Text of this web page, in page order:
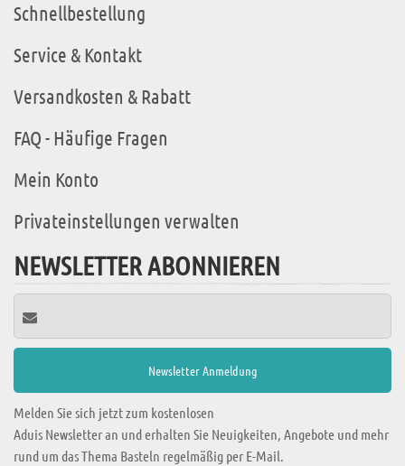
Schnellbestellung
Service & Kontakt
Versandkosten & Rabatt
FAQ - Häufige Fragen
Mein Konto
Privateinstellungen verwalten
NEWSLETTER ABONNIEREN
Melden Sie sich jetzt zum kostenlosen
Aduis Newsletter an und erhalten Sie Neuigkeiten, Angebote und mehr
rund um das Thema Basteln regelmäßig per E-Mail.